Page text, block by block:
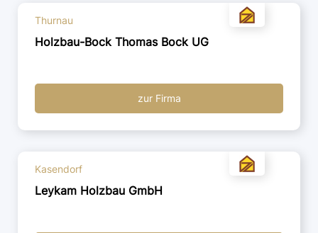
Thurnau
Holzbau-Bock Thomas Bock UG
zur Firma
Kasendorf
Leykam Holzbau GmbH